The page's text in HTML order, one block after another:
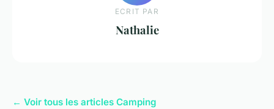
ECRIT PAR
Nathalie
← Voir tous les articles Camping